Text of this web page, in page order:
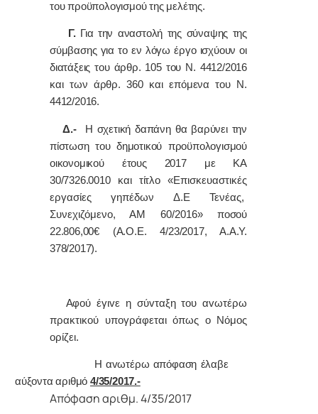
του προϋπολογισμού της μελέτης.
Γ. Για την αναστολή της σύναψης της
σύμβασης για το εν λόγω έργο ισχύουν οι
διατάξεις του άρθρ. 105 του Ν. 4412/2016
και των άρθρ. 360 και επόμενα του Ν.
4412/2016.
Δ.-
Η σχετική δαπάνη θα βαρύνει την
πίστωση του δημοτικού προϋπολογισμού
οικονομικού έτους 2017 με ΚΑ
30/7326.0010 και τίτλο «Επισκευαστικές
εργασίες γηπέδων Δ.Ε Τενέας,
Συνεχιζόμενο, ΑΜ 60/2016» ποσού
22.806,00€ (Α.Ο.Ε. 4/23/2017, Α.Α.Υ.
378/2017).
Αφoύ έγιvε η σύvταξη τoυ αvωτέρω
πρακτικoύ υπoγράφεται όπως o Νόμoς
oρίζει.
Η αvωτέρω απόφαση έλαβε
αύξοντα αριθμό 4/35/2017.-
Απόφαση αριθμ. 4/35/2017